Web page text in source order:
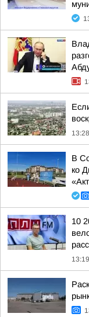
13:28
В
ко
10
13:19